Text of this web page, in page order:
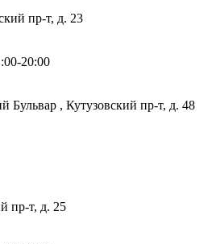
пр-т, д. 23
20:00
Бульвар , Кутузовский пр-т, д. 48
пр-т, д. 25